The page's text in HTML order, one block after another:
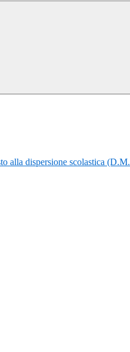
alla dispersione scolastica